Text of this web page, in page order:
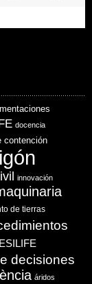
docencia
contención
innovación
de tierras
decisiones
áridos